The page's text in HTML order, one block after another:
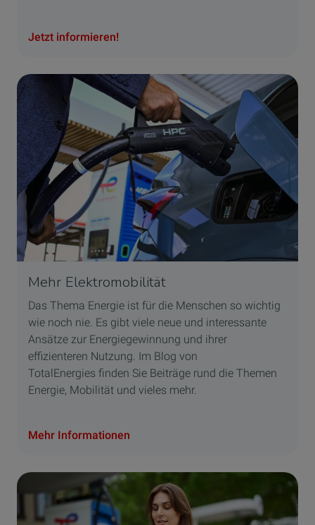
Jetzt informieren!
Mehr Elektromobilität
Das Thema Energie ist für die Menschen so wichtig
wie noch nie. Es gibt viele neue und interessante
Ansätze zur Energiegewinnung und ihrer
effizienteren Nutzung. Im Blog von
TotalEnergies finden Sie Beiträge rund die Themen
Energie, Mobilität und vieles mehr.
Mehr Informationen